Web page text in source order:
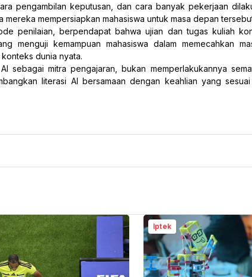
pengambilan keputusan, dan cara banyak pekerjaan
mempersiapkan mahasiswa untuk masa depan
penilaian, berpendapat bahwa ujian dan tugas kuliah
kemampuan mahasiswa dalam memecahkan
dunia nyata.
mitra pengajaran, bukan memperlakukannya
literasi AI bersamaan dengan keahlian yang
Iptek